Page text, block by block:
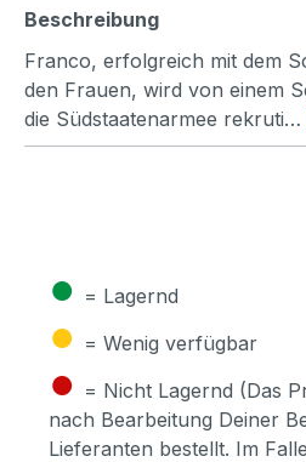
Beschreibung
Franco, erfolgreich mit dem
den Frauen, wird von einem
die Südstaatenarmee rekruti…
● = Lagernd
● = Wenig verfügbar
● = Nicht Lagernd (Das
nach Bearbeitung Deiner
Lieferanten bestellt. Im